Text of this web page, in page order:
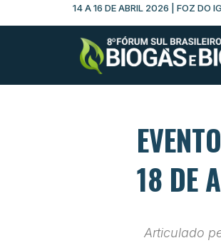
14 A 16 DE ABRIL 2026 | FOZ DO
18 DE
Articulado